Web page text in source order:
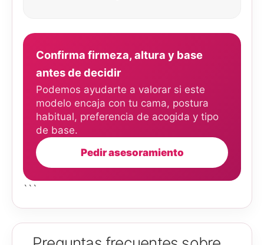
Confirma firmeza, altura y base
antes de decidir
Podemos ayudarte a valorar si este
modelo encaja con tu cama, postura
habitual, preferencia de acogida y tipo
de base.
Pedir asesoramiento
```